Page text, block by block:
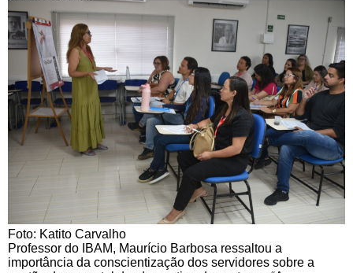
Foto: Katito Carvalho
Professor do IBAM, Maurício Barbosa ressaltou a
importância da conscientização dos servidores sobre a